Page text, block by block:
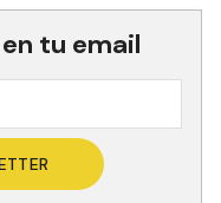
tu email